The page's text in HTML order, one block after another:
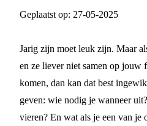
Geplaatst op: 27-05-2025
Jarig zijn moet leuk zijn. Maar
en ze liever niet samen op jouw
komen, dan kan dat best
geven: wie nodig je wanneer
vieren? En wat als je een van je